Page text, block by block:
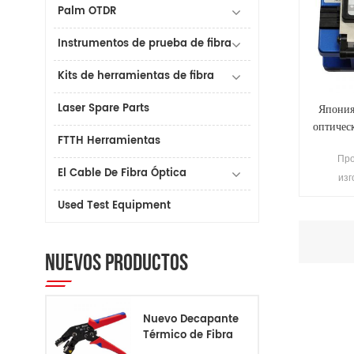
Palm OTDR
Instrumentos de prueba de fibra
Kits de herramientas de fibra
Laser Spare Parts
FTTH Herramientas
El Cable De Fibra Óptica
Used Test Equipment
NUEVOS PRODUCTOS
Nuevo Decapante
Térmico de Fibra